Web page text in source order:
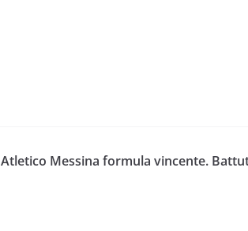
Atletico Messina formula vincente.